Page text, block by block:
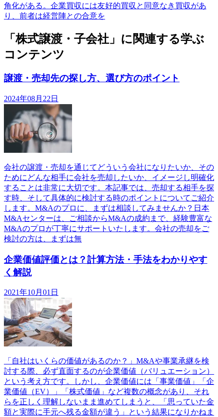
角化がある。企業買収には友好的買収と同意なき買収があ
り、前者は経営陣との合意を
「株式譲渡・子会社」に関連する学ぶ
コンテンツ
譲渡・売却先の探し方、選び方のポイント
2024年08月22日
会社の譲渡・売却を通じてどういう会社になりたいか、その
ためにどんな相手に会社を売却したいか、イメージし明確化
することは非常に大切です。本記事では、売却する相手を探
す時、そして具体的に検討する時のポイントについてご紹介
します。M&Aのプロに、まずは相談してみませんか？日本
M&Aセンターは、ご相談からM&Aの成約まで、経験豊富な
M&Aのプロが丁寧にサポートいたします。会社の売却をご
検討の方は、まずは無
企業価値評価とは？計算方法・手法をわかりやす
く解説
2021年10月01日
「自社はいくらの価値があるのか？」M&Aや事業承継を検
討する際、必ず直面するのが企業価値（バリュエーション）
という考え方です。しかし、企業価値には「事業価値」「企
業価値（EV）」「株式価値」など複数の概念があり、それ
らを正しく理解しないまま進めてしまうと、「思っていた金
額と実際に手元へ残る金額が違う」という結果になりかねま